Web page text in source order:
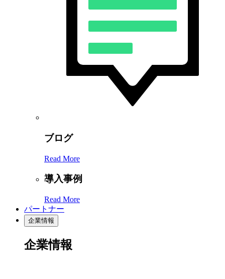
ブログ
Read More
導入事例
Read More
パートナー
企業情報
企業情報